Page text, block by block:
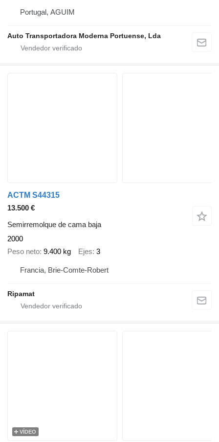
Portugal, AGUIM
Auto Transportadora Moderna Portuense, Lda
ACTM S44315
13.500 €
Semirremolque de cama baja
2000
Peso neto 9.400 kg Ejes 3
Francia, Brie-Comte-Robert
Ripamat
VÍDEO